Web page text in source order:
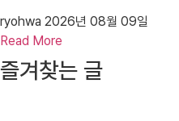
ryohwa 2026년 08월 09일
Read More
즐겨찾는 글